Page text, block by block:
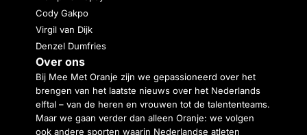
Cody Gakpo
Virgil van Dijk
Denzel Dumfries
Over ons
Bij Mee Met Oranje zijn we gepassioneerd over het
brengen van het laatste nieuws over het Nederlands
elftal – van de heren en vrouwen tot de talententeams.
Maar we gaan verder dan alleen Oranje: we volgen
ook andere sporten waarin Nederlandse atleten